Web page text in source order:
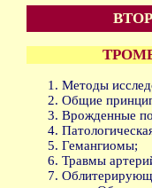
Методы
Общие
Врожденные
Гемангиомы;
Травмы